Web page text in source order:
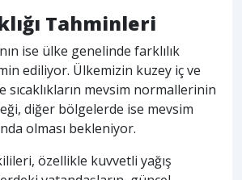
Tahminleri
ise ülke genelinde farklılık
ediliyor. Ülkemizin kuzey iç ve
sıcaklıkların mevsim normallerinin
diğer bölgelerde ise mevsim
olması bekleniyor.
özellikle kuvvetli yağış